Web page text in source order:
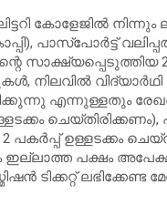
കോളേജിൽ നിന്നും
പാസ്‌പോർട്ട്‌
നിലവിൽ
എന്നുള്ളതും
ചെയ്തിരിക്കണം),
2 പകർപ്പ്
പക്ഷം
ടിക്കറ്റ്